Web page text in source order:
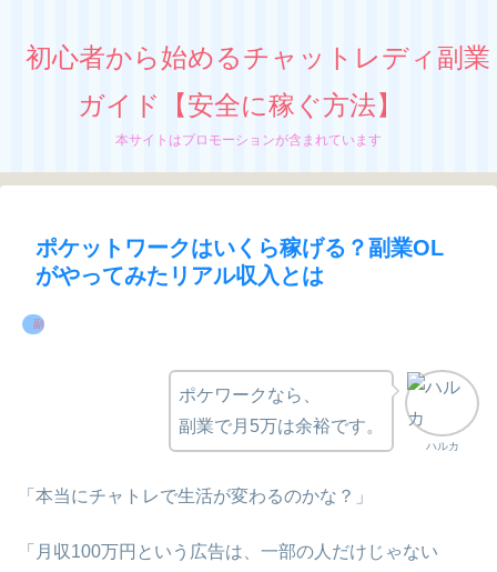
初心者から始めるチャットレディ副業
ガイド【安全に稼ぐ方法】
本サイトはプロモーションが含まれています
ポケットワークはいくら稼げる？副業OL
がやってみたリアル収入とは
副業ならチャットレディ
ハルカ
ポケワークなら、
副業で月5万は余裕です。
「本当にチャトレで生活が変わるのかな？」
「月収100万円という広告は、一部の人だけじゃない